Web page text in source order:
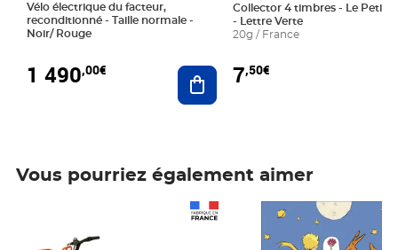
Vélo électrique du facteur,
reconditionné - Taille normale -
Noir/ Rouge
1 490,00€ Ajouter au panier
Collector 4 timbres - Le Petit
- Lettre Verte
20g / France
7,50€
Vous pourriez également aimer
Prix 7,50€